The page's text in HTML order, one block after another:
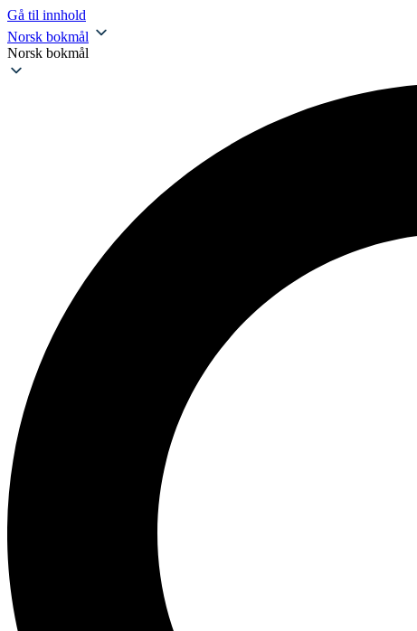
Gå til innhold
Norsk bokmål
Norsk bokmål